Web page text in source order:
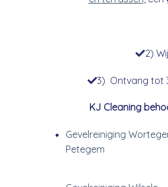
2)
3) Ontvang tot
KJ Cleaning
Gevelreiniging
Petegem